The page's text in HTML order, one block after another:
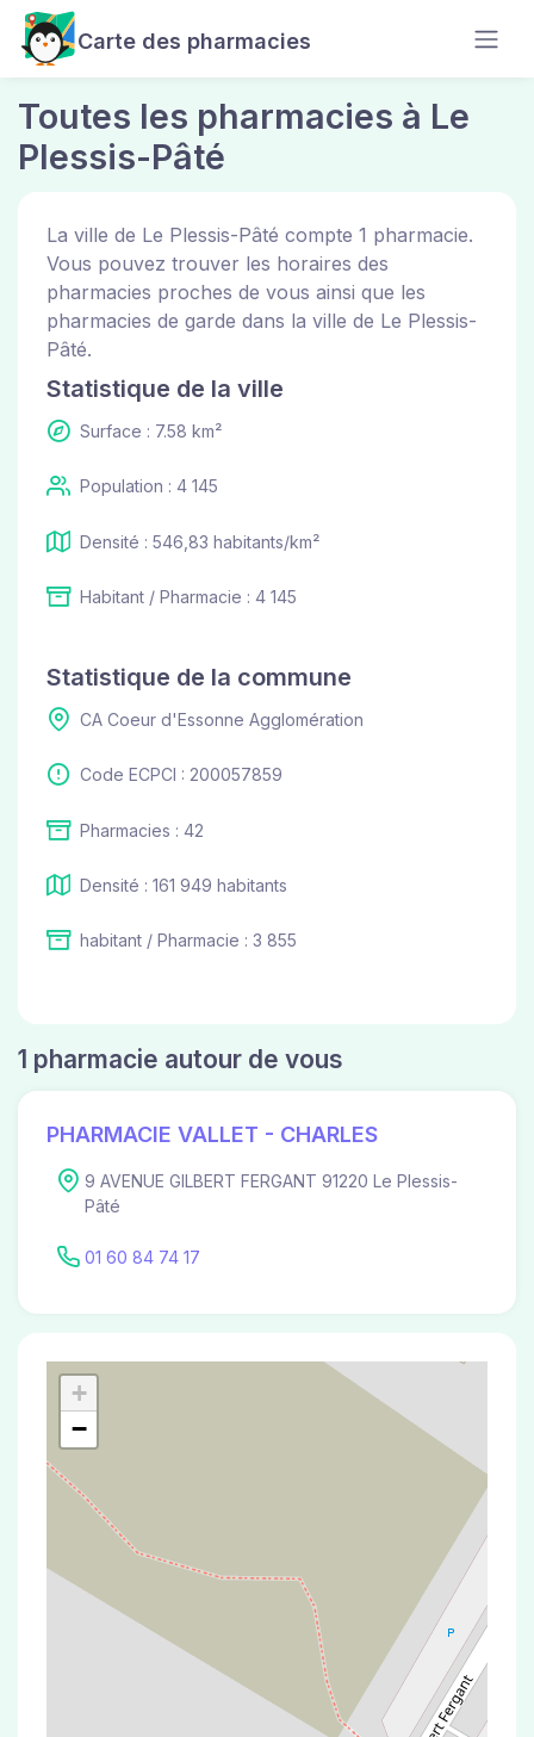
Carte des pharmacies
Toutes les pharmacies à Le
Plessis-Pâté
La ville de Le Plessis-Pâté compte 1 pharmacie.
Vous pouvez trouver les horaires des
pharmacies proches de vous ainsi que les
pharmacies de garde dans la ville de Le Plessis-
Pâté.
Statistique de la ville
Surface : 7.58 km²
Population : 4 145
Densité : 546,83 habitants/km²
Habitant / Pharmacie : 4 145
Statistique de la commune
CA Coeur d'Essonne Agglomération
Code ECPCI : 200057859
Pharmacies : 42
Densité : 161 949 habitants
habitant / Pharmacie : 3 855
1 pharmacie autour de vous
PHARMACIE VALLET - CHARLES
9 AVENUE GILBERT FERGANT 91220 Le Plessis-
Pâté
01 60 84 74 17
+
−